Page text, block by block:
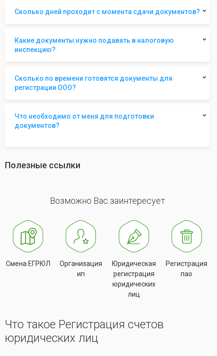
Сколько дней проходит с момента сдачи документов?
Какие документы нужно подавать в налоговую
инспекцию?
Сколько по времени готовятся документы для
регистрации ООО?
Что необходимо от меня для подготовки
документов?
Полезные ссылки
Возможно Вас заинтересует
Смена ЕГРЮЛ
Организация
ип
Юридическая
регистрация
юридических
лиц
Регистрация
пао
Что такое Регистрация счетов
юридических лиц